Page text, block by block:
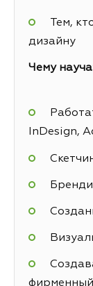
Тем,
дизайну
Чему
InDesign,
фирменный